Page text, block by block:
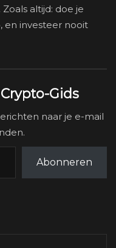
altijd: doe je
en investeer nooit
Gids
naar je e-mail
Abonneren